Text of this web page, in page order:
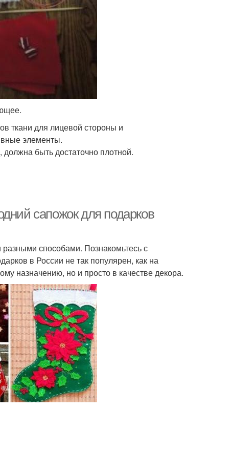
ткани для лицевой стороны и
элементы.
быть достаточно плотной.
сапожок для подарков
способами. Познакомьтесь с
в России не так популярен, как на
назначению, но и просто в качестве декора.